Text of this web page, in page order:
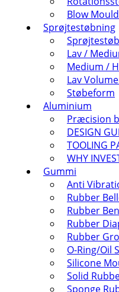
Blow
Sprøjtestøbning
Lav /
Medium /
Lav
Støbeform
Aluminium
Præcision
DESIGN
TOOLING
WHY
Gummi
Anti
Rubber
Rubber
Rubber
Rubber
O-Ring/Oil
Silicone
Solid
Sponge